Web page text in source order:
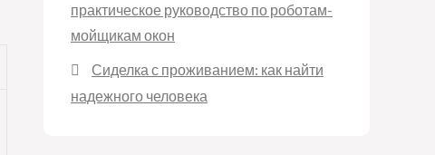
практическое руководство по роботам-
мойщикам окон
Сиделка с проживанием: как найти
надежного человека